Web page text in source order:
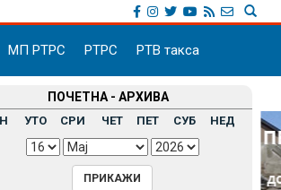
МП РТРС РТРС РТВ такса
ПОЧЕТНА - АРХИВА
УТО СРИ ЧЕТ ПЕТ СУБ НЕД